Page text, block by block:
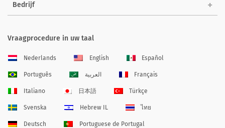
Bedrijf
Vraagprocedure in uw taal
Nederlands English Español
Português العربية Français
Italiano 日本語 Türkçe
Svenska Hebrew IL ไทย
Deutsch Portuguese de Portugal